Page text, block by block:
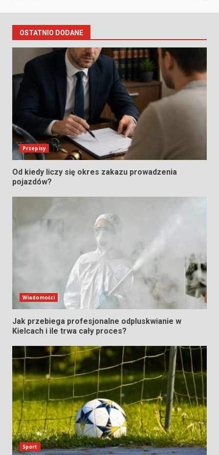
OSTATNIO DODANE
Przepisy
Od kiedy liczy się okres zakazu prowadzenia
pojazdów?
Wiadomości
Jak przebiega profesjonalne odpluskwianie w
Kielcach i ile trwa cały proces?
Sport